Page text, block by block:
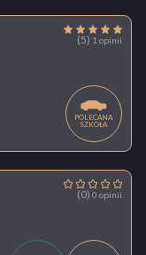
(5) 1 opinii
POLECANA
SZKOŁA
(0) 0 opinii